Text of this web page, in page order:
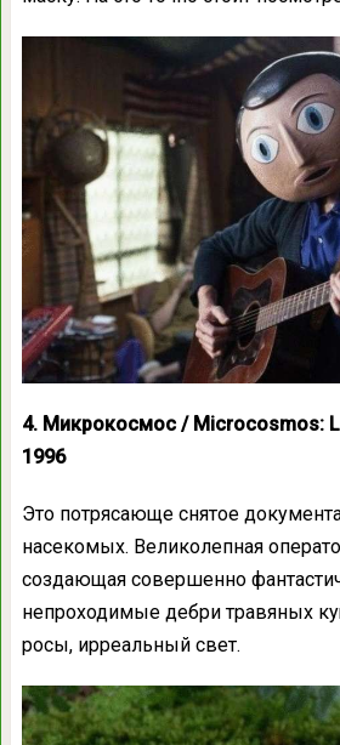
4. Микрокосмос / Microcosmos:
1996
Это потрясающе снятое
насекомых. Великолепная
создающая совершенно
непроходимые дебри травяных
росы, ирреальный свет.